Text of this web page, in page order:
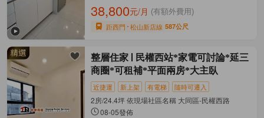
38,800元/月 (有額外費用)
距西門 松山新店線 587公尺
整層住家
民權西站*家電可討論*延三
商圈*可租補*平面兩房*大主臥
近捷運 新上架 有電梯 隨時可遷入
2房/24.4坪 依現場社區名稱 大同區-民權西路
08-05發佈